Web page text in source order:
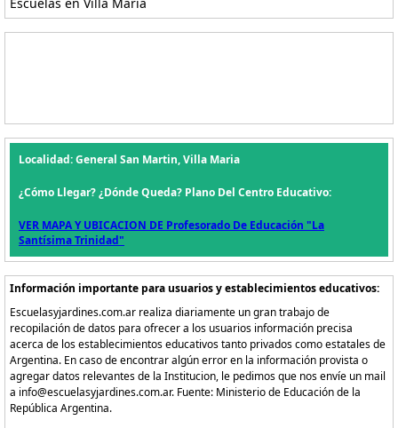
Localidad: General San Martin, Villa Maria
¿Cómo Llegar? ¿Dónde Queda? Plano Del Centro Educativo:
VER MAPA Y UBICACION DE Profesorado De Educación "La
Santísima Trinidad"
Información importante para usuarios y establecimientos educativos:
Escuelasyjardines.com.ar realiza diariamente un gran trabajo de
recopilación de datos para ofrecer a los usuarios información precisa
acerca de los establecimientos educativos tanto privados como estatales de
Argentina. En caso de encontrar algún error en la información provista o
agregar datos relevantes de la Institucion, le pedimos que nos envíe un mail
a info@escuelasyjardines.com.ar. Fuente: Ministerio de Educación de la
República Argentina.